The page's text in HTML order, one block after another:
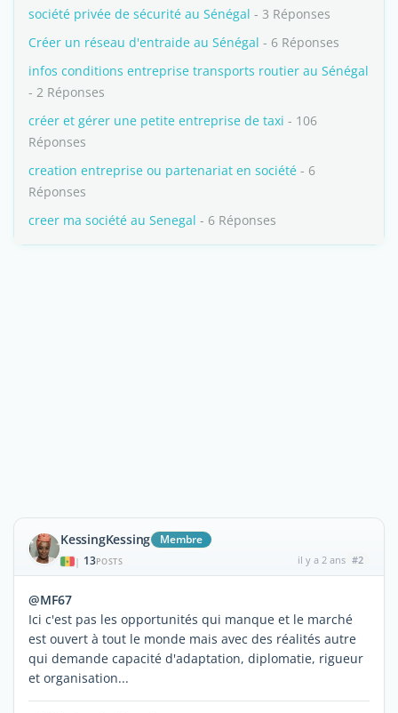
société privée de sécurité au Sénégal - 3 Réponses
Créer un réseau d'entraide au Sénégal - 6 Réponses
infos conditions entreprise transports routier au Sénégal
- 2 Réponses
créer et gérer une petite entreprise de taxi - 106
Réponses
creation entreprise ou partenariat en société - 6
Réponses
creer ma société au Senegal - 6 Réponses
KessingKessing Membre
| 13POSTS il y a 2 ans #2
@MF67
Ici c'est pas les opportunités qui manque et le marché
est ouvert à tout le monde mais avec des réalités autre
qui demande capacité d'adaptation, diplomatie, rigueur
et organisation...